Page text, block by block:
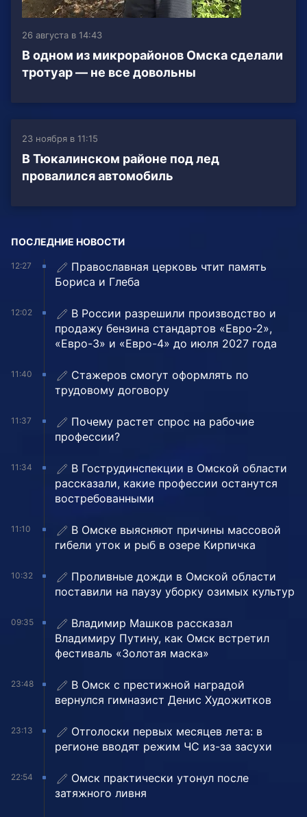
26 августа в 14:43
В одном из микрорайонов Омска сделали
тротуар — не все довольны
23 ноября в 11:15
В Тюкалинском районе под лед
провалился автомобиль
ПОСЛЕДНИЕ НОВОСТИ
12:27
Православная церковь чтит память
Бориса и Глеба
12:02
В России разрешили производство и
продажу бензина стандартов «Евро-2»,
«Евро-3» и «Евро-4» до июля 2027 года
11:40
Стажеров смогут оформлять по
трудовому договору
11:37
Почему растет спрос на рабочие
профессии?
11:34
В Гострудинспекции в Омской области
рассказали, какие профессии останутся
востребованными
11:10
В Омске выясняют причины массовой
гибели уток и рыб в озере Кирпичка
10:32
Проливные дожди в Омской области
поставили на паузу уборку озимых культур
09:35
Владимир Машков рассказал
Владимиру Путину, как Омск встретил
фестиваль «Золотая маска»
23:48
В Омск с престижной наградой
вернулся гимназист Денис Художитков
23:13
Отголоски первых месяцев лета: в
регионе вводят режим ЧС из-за засухи
22:54
Омск практически утонул после
затяжного ливня